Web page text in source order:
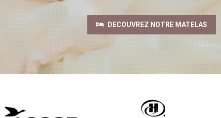
DECOUVREZ NOTRE MATELAS